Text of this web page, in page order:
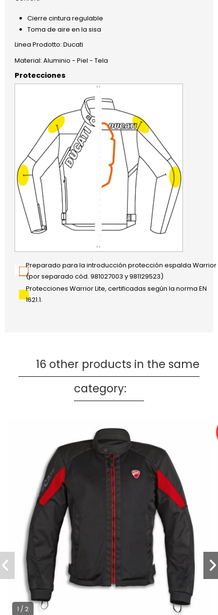
Cierre cintura regulable
Toma de aire en la sisa
Linea Prodotto: Ducati
Material: Aluminio - Piel - Tela
Protecciones
Preparado para la introducción protección espalda Warrior
(por separado cód. 981027003 y 981129523)
Protecciones Warrior Lite, certificadas según la norma EN
1621.1.
16 other products in the same
category:
1 / 2